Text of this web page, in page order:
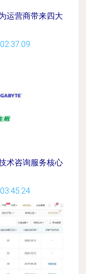
运营商带来四大
术咨询服务核心